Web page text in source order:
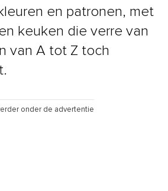
en patronen, met
keuken die verre van
van A tot Z toch
onder de advertentie